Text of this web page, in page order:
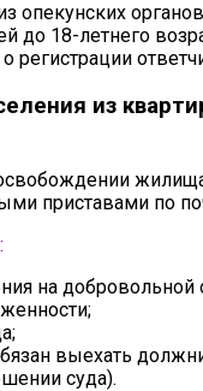
опекунских
до 18-летнего
регистрации
из
приставами по
на добровольной
выехать
суда).